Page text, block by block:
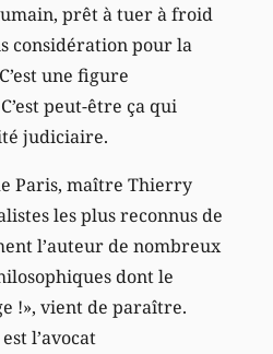
prêt à tuer à froid
considération pour la
une figure
peut-être ça qui
judiciaire.
Paris, maître Thierry
les plus reconnus de
l’auteur de nombreux
dont le
!», vient de paraître.
l’avocat